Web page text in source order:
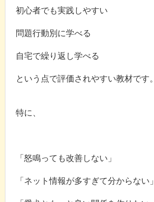
初心者でも実践しやすい
問題行動別に学べる
自宅で繰り返し学べる
という点で評価されやすい教材です。
特に、
「怒鳴っても改善しない」
「ネット情報が多すぎて分からない」